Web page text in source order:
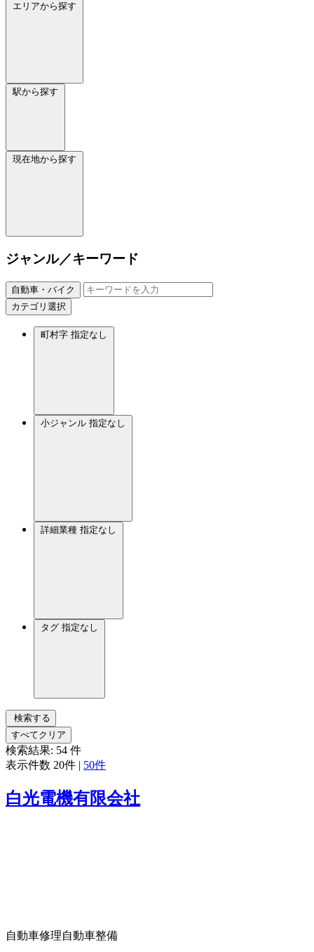
エリアから探す
駅から探す
現在地から探す
ジャンル／キーワード
自動車・バイク
カテゴリ選択
町村字 指定なし
小ジャンル 指定なし
詳細業種 指定なし
タグ 指定なし
検索する
すべてクリア
検索結果: 54 件
表示件数 20件 | 50件
白光電機有限会社
自動車修理自動車整備